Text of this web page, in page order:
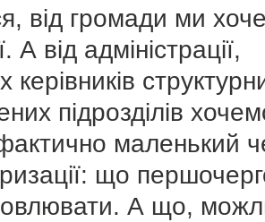
від громади ми
А від адміністрації,
керівників
підрозділів
маленький
що
А що,